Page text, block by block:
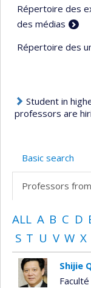
Répertoire des
des médias
Répertoire des
Student in
professors are
Basic search
Professors
ALL A B C D
S T U V W X
Shijie